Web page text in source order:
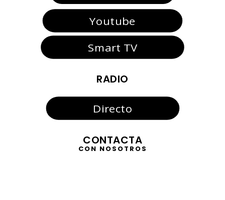
Youtube
Smart TV
RADIO
Directo
CONTACTA
CON NOSOTROS